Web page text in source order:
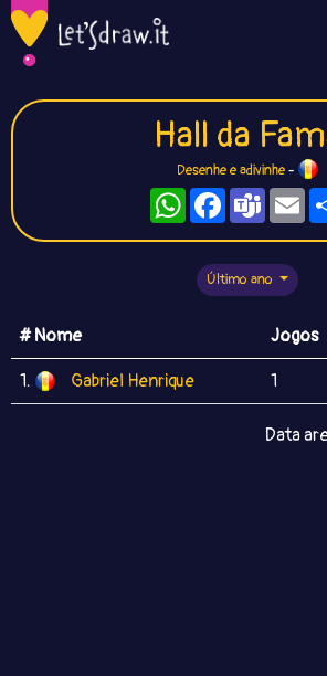
Hall da
Desenhe e adivinhe-
WhatsAppFacebook
Teams
Último ano
# Nome Jogos
1. Gabriel Henrique 1
Data